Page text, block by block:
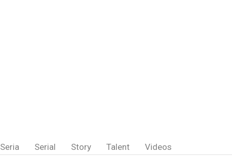
Seria Serial Story Talent Videos